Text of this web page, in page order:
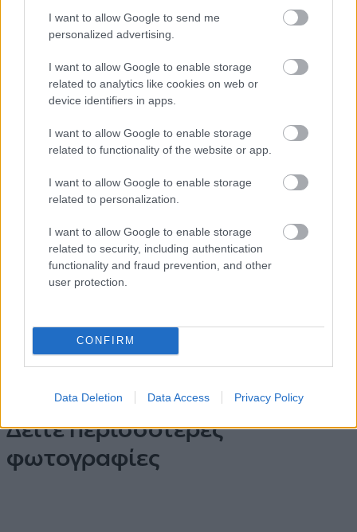
I want to allow Google to send me
personalized advertising.
I want to allow Google to enable storage
related to analytics like cookies on web or
device identifiers in apps.
I want to allow Google to enable storage
related to functionality of the website or app.
I want to allow Google to enable storage
related to personalization.
I want to allow Google to enable storage
related to security, including authentication
functionality and fraud prevention, and other
user protection.
CONFIRM
Data Deletion Data Access Privacy Policy
Πληροφορίες
Αγίου Γεωργίου 5, Αράχωβα
info@skalaarachova.com
Facebook
Δείτε περισσότερες
φωτογραφίες